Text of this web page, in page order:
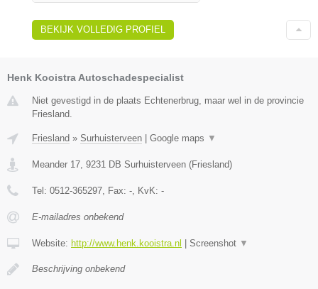
BEKIJK VOLLEDIG PROFIEL
Henk Kooistra Autoschadespecialist
Niet gevestigd in de plaats Echtenerbrug, maar wel in de provincie
Friesland.
Friesland » Surhuisterveen Google maps ▼
Meander 17, 9231 DB Surhuisterveen (Friesland)
Tel: 0512-365297, Fax: -, KvK: -
E-mailadres onbekend
Website: http://www.henk.kooistra.nl Screenshot ▼
Beschrijving onbekend